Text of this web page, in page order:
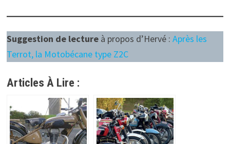
Suggestion de lecture à propos d’Hervé : Après les
Terrot, la Motobécane type Z2C
Articles À Lire :